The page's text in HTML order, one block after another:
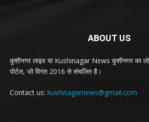
ABOUT US
कुशीनगर लाइव या Kushinagar News कुशीनगर का
पोर्टल, जो विगत 2016 से संचलित है।
Contact us: kushinagarnews@gmail.com